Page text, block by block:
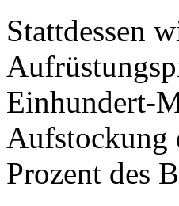
Stattdessen
Einhundert-
Aufstockung
Prozent des